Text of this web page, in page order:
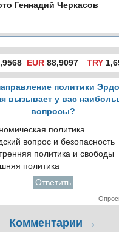
Геннадий Черкасов
EUR 88,9097 TRY
политики
вызывает у вас
вопросы?
политика
вопрос и безопасность
политика и свободы
политика
Ответить
Комментарии →